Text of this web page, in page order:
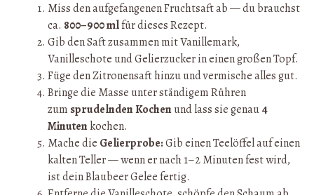
Miss den aufgefangenen Fruchtsaft ab — du brauchst
ca. 800–900 mlfür dieses Rezept.
Gib den Saft zusammen mit Vanillemark,
Vanilleschote und Gelierzucker in einen großen Topf.
Füge den Zitronensaft hinzu und vermische alles gut.
Bringe die Masse unter ständigem Rühren
zum sprudelnden Kochenund lass sie genau4
Minutenkochen.
Mache die Gelierprobe:Gib einen Teelöffel auf einen
kalten Teller — wenn er nach 1–2 Minuten fest wird,
ist dein Blaubeer Gelee fertig.